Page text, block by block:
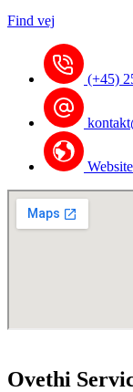
Find vej
(+45)
Website
Ovethi